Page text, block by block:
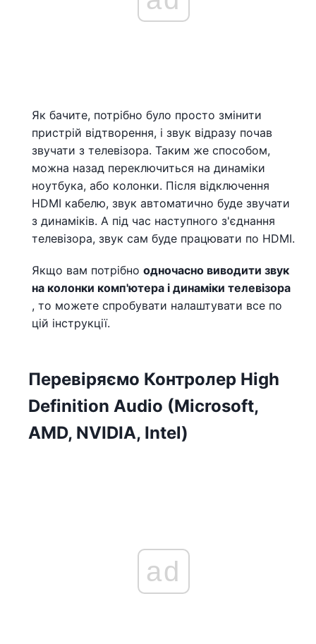
Як бачите, потрібно було просто змінити
пристрій відтворення, і звук відразу почав
звучати з телевізора. Таким же способом,
можна назад переключиться на динаміки
ноутбука, або колонки. Після відключення
HDMI кабелю, звук автоматично буде звучати
з динаміків. А під час наступного з'єднання
телевізора, звук сам буде працювати по HDMI.
Якщо вам потрібно одночасно виводити звук
на колонки комп'ютера і динаміки телевізора
, то можете спробувати налаштувати все по
цій інструкції.
Перевіряємо Контролер High
Definition Audio (Microsoft,
AMD, NVIDIA, Intel)
ad